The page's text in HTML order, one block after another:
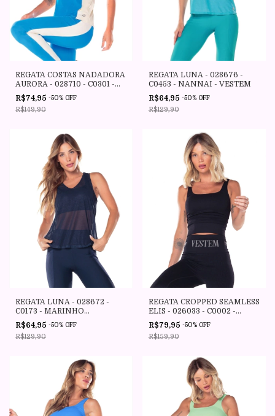
REGATA COSTAS NADADORA
AURORA - 028710 - C0301 -
AZUL ENSEADA - VESTEM
R$74,95 -50% OFF
R$149,90
REGATA LUNA - 028676 -
C0453 - NANNAI - VESTEM
R$64,95 -50% OFF
R$129,90
REGATA LUNA - 028672 -
C0173 - MARINHO
ESCURIDAO - VESTEM
R$64,95 -50% OFF
R$129,90
REGATA CROPPED SEAMLESS
ELIS - 026033 - C0002 -
PRETO - VESTEM
R$79,95 -50% OFF
R$159,90